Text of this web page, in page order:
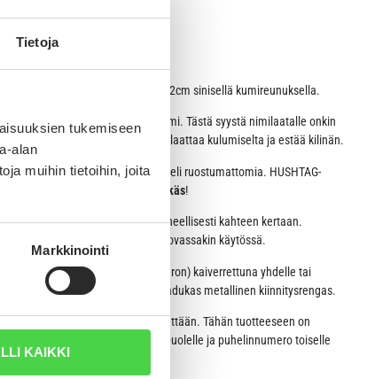
Tietoja
tukemiseen
alan
muihin tietoihin, joita
Markkinointi
KAIKKI
alumiini iso musta luu 4,2 x 3,2cm sinisellä kumireunuksella.
täysin uniikilla tavalla metalli ja kumi. Tästä syystä nimilaatalle onkin
kestävä kumireunus suojaa laattaa kulumiselta ja estää kilinän.
ovat anodisoitua alumiinia, eli ruostumattomia. HUSHTAG-
“
äänetön”, kestävä ja tyylikäs!
koska kaiverramme laatan koneellisesti kahteen kertaan.
vuosia, vaikka laatta olisi kovassakin käytössä.
(esim. nimen ja puhelinnumeron) kaiverrettuna yhdelle tai
Tuotteen mukana tulee myös laadukas metallinen kiinnitysrengas.
kaiverruksen sille varattuun kenttään. Tähän tuotteeseen on
Esim. nimi toiselle puolelle ja puhelinnumero toiselle